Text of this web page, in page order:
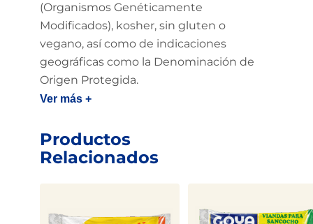
(Organismos Genéticamente
Modificados), kosher, sin gluten o
vegano, así como de indicaciones
geográficas como la Denominación de
Origen Protegida.
Ver más +
Productos
Relacionados